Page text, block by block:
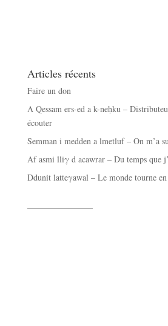
Articles récents
Faire un don
A Qessam ers-ed a k-neḥku –
écouter
Semman i medden a lmetluf – On m’a
Af asmi lliγ d acawrar – Du temps que
Ddunit latteγawal – Le monde tourne
——————